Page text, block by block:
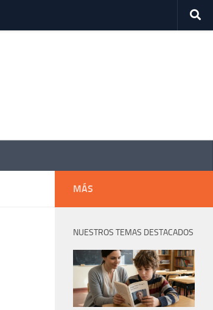
MÁS
NUESTROS TEMAS DESTACADOS